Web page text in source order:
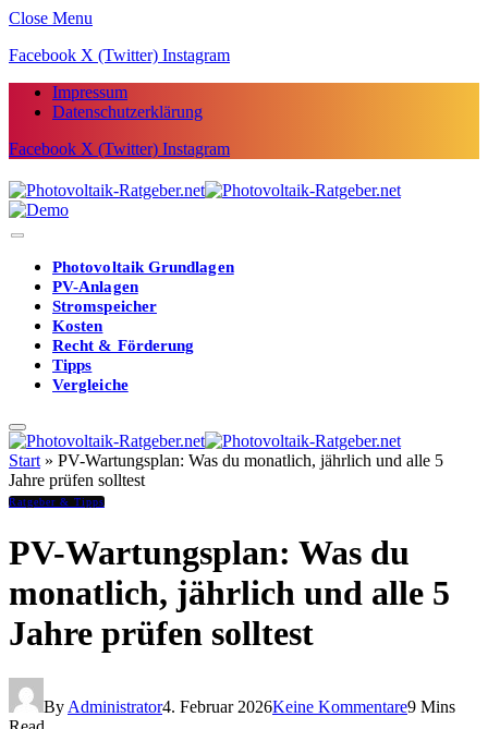
Close Menu
Facebook X (Twitter) Instagram
Impressum
Datenschutzerklärung
Facebook X (Twitter) Instagram
Photovoltaik Grundlagen
PV-Anlagen
Stromspeicher
Kosten
Recht & Förderung
Tipps
Vergleiche
Start » PV-Wartungsplan: Was du monatlich, jährlich und alle 5
Jahre prüfen solltest
Ratgeber & Tipps
PV-Wartungsplan: Was du
monatlich, jährlich und alle 5
Jahre prüfen solltest
By Administrator4. Februar 2026Keine Kommentare9 Mins